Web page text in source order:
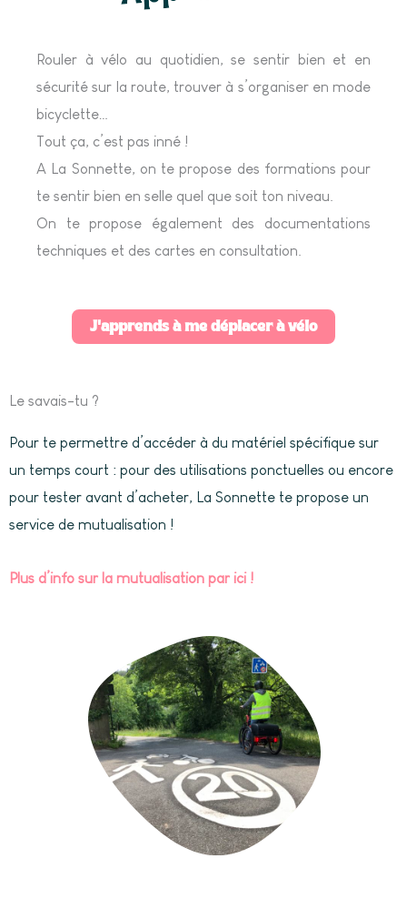
Rouler à vélo au quotidien, se sentir bien et en
sécurité sur la route, trouver à s’organiser en mode
bicyclette…
Tout ça, c’est pas inné !
A La Sonnette, on te propose des formations pour
te sentir bien en selle quel que soit ton niveau.
On te propose également des documentations
techniques et des cartes en consultation.
J'apprends à me déplacer à vélo
Le savais-tu ?
Pour te permettre d’accéder à du matériel spécifique sur
un temps court : pour des utilisations ponctuelles ou encore
pour tester avant d’acheter, La Sonnette te propose un
service de mutualisation !
Plus d’info sur la mutualisation par ici !